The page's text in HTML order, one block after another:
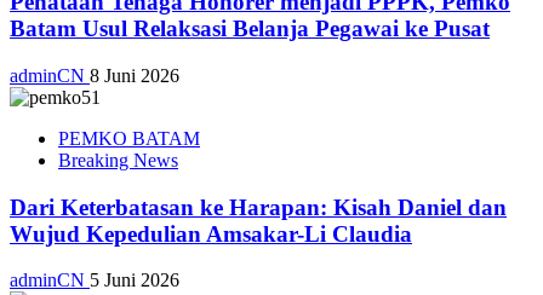
Batam Usul Relaksasi Belanja Pegawai ke Pusat
adminCN 8 Juni 2026
PEMKO BATAM
Breaking News
Dari Keterbatasan ke Harapan: Kisah Daniel dan
Wujud Kepedulian Amsakar-Li Claudia
adminCN 5 Juni 2026